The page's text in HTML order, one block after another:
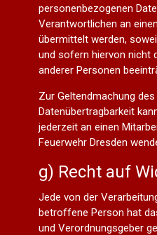
personenbezogenen
Verantwortlichen an
übermittelt werden,
und sofern hiervon nicht
anderer Personen
Zur Geltendmachung
Datenübertragbarkeit
jederzeit an einen
Feuerwehr Dresden
g) Recht auf
Jede von der
betroffene Person hat
und Verordnungsgeber